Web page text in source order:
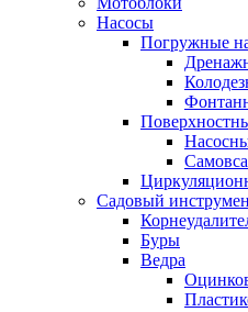
Насосы
Погружные
Садовый
Буры
Ведра